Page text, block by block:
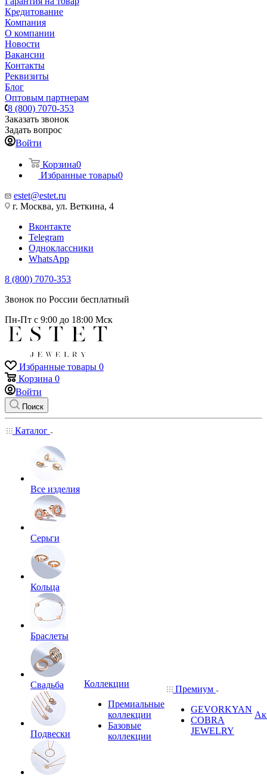
Кредитование
Компания
О компании
Новости
Вакансии
Контакты
Реквизиты
Блог
Оптовым партнерам
8 (800) 7070-353
Заказать звонок
Задать вопрос
Войти
Корзина0
Избранные товары0
estet@estet.ru
г. Москва, ул. Веткина, 4
Вконтакте
Telegram
Одноклассники
WhatsApp
8 (800) 7070-353
Звонок по России бесплатный
Пн-Пт с 9:00 до 18:00 Мск
Избранные товары 0
Корзина 0
Войти
Поиск
Каталог
Все изделия
Серьги
Кольца
Браслеты
Свадьба
Подвески
Коллекции
Премиальные
коллекции
Базовые
коллекции
Премиум
GEVORKYAN
COBRA
JEWELRY